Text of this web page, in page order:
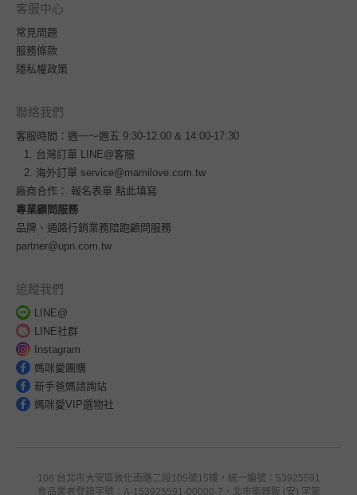
客服中心
常見問題
服務條款
隱私權政策
聯絡我們
客服時間：週一～週五 9:30-12:00 & 14:00-17:30
台灣訂單
LINE@客服
海外訂單 service@mamilove.com.tw
廠商合作： 報名表單 點此填寫
專業顧問服務
品牌、通路行銷業務陪跑顧問服務
partner@upn.com.tw
追蹤我們
LINE@
LINE社群
Instagram
媽咪愛團購
新手爸媽諮詢站
媽咪愛VIP選物社
106 台北市大安區敦化南路二段105號15樓，統一編號：53925591
食品業者登錄字號：A-153925591-00000-7，北市衛器販 (安) 字第